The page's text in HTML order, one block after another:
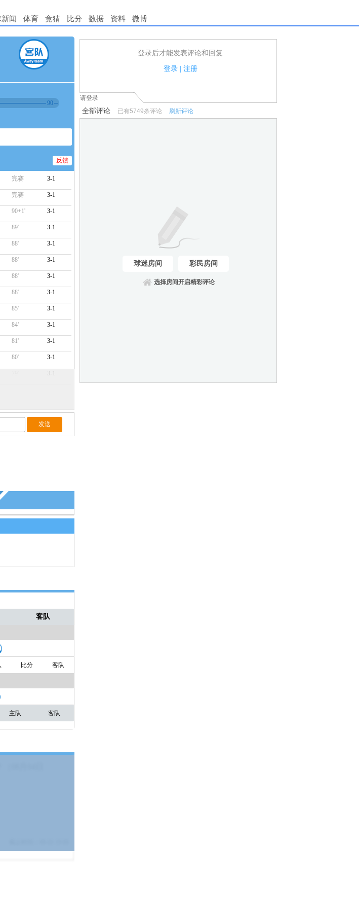
新闻 体育 竞猜 比分 数据 资料 微博
90
反馈
完赛 3-1
完赛 3-1
90+1' 3-1
89' 3-1
88' 3-1
88' 3-1
88' 3-1
88' 3-1
85' 3-1
84' 3-1
81' 3-1
80' 3-1
客队
比分 客队
主队 客队
登录后才能发表评论和回复
登录| 注册
1.电脑端新用户可以发表评论了！
请登录
全部评论 已有5749条评论 刷新评论
球迷房间 彩民房间
选择房间开启精彩评论